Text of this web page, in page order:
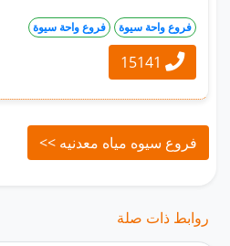
فروع واحة سيوة فروع واحة سيوة
فروع سيوه مياه معدنيه >>
روابط ذات صلة